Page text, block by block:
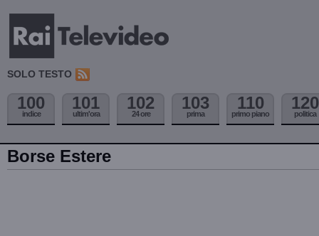
SOLO TESTO
100
indice
101
ultim'ora
102
24 ore
103
prima
110
primo piano
120
politica
Borse Estere